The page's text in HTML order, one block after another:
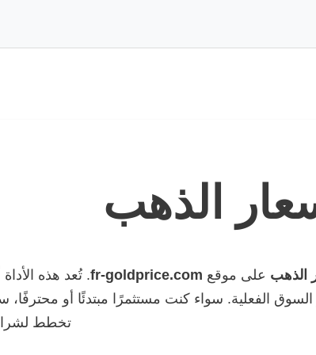
الذهب
الذهب على موقع fr-goldprice.com. تُعد هذه
السوق الفعلية. سواء كنت مستثمرًا مبتدئًا أو
تخطط